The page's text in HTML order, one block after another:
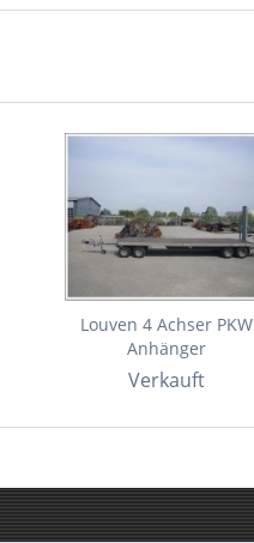
Louven 4 Achser PKW
Anhänger
Verkauft